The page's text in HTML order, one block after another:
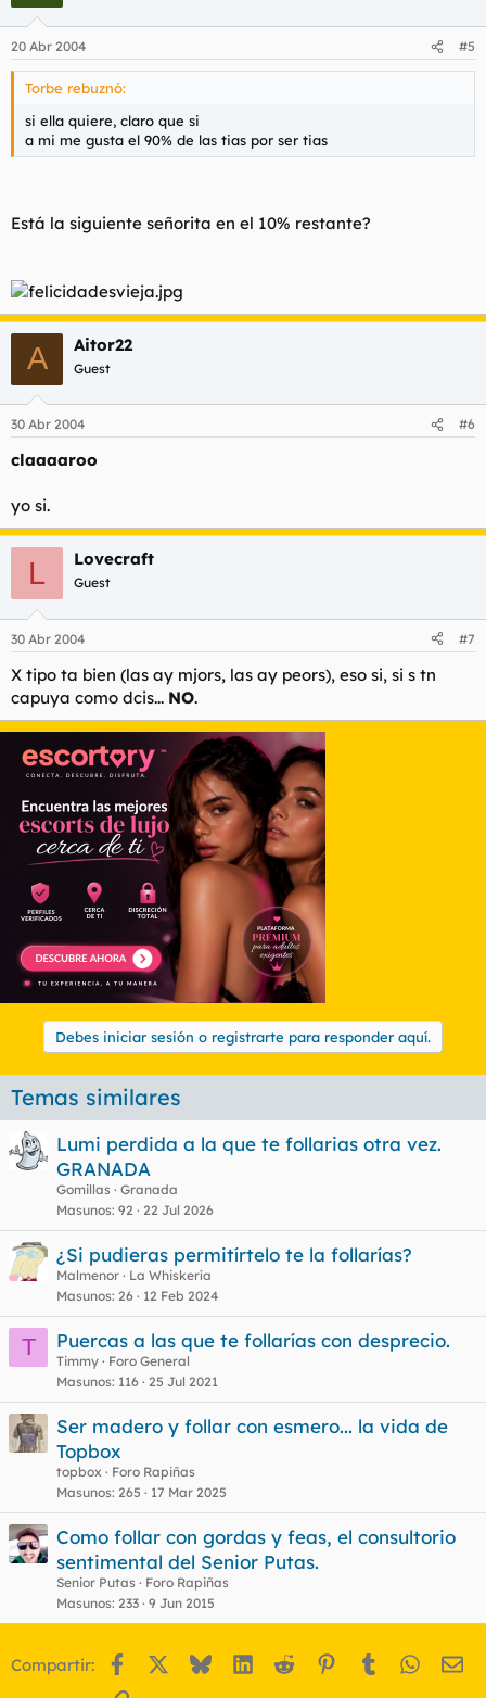
20 Abr 2004 #5
Torbe rebuznó:
si ella quiere, claro que si
a mi me gusta el 90% de las tias por ser tias
Está la siguiente señorita en el 10% restante?
A Aitor22
Guest
30 Abr 2004 #6
claaaaroo
yo si.
L Lovecraft
Guest
30 Abr 2004 #7
X tipo ta bien (las ay mjors, las ay peors), eso si, si s tn
capuya como dcis... NO.
Debes iniciar sesión o registrarte para responder aquí.
Temas similares
Lumi perdida a la que te follarias otra vez.
GRANADA
Gomillas Granada
Masunos 92 22 Jul 2026
¿Si pudieras permitírtelo te la follarías?
Malmenor
La Whiskería
Masunos 26 12 Feb 2024
T Puercas a las que te follarías con desprecio.
Timmy
Foro General
Masunos 116 25 Jul 2021
Ser madero y follar con esmero... la vida de
Topbox
topbox
Foro Rapiñas
Masunos 265 17 Mar 2025
Como follar con gordas y feas, el consultorio
sentimental del Senior Putas.
Senior Putas
Foro Rapiñas
Masunos 233 9 Jun 2015
Compartir: Facebook BlueskyLinkedIn
Reddit Pinterest
Tumblr